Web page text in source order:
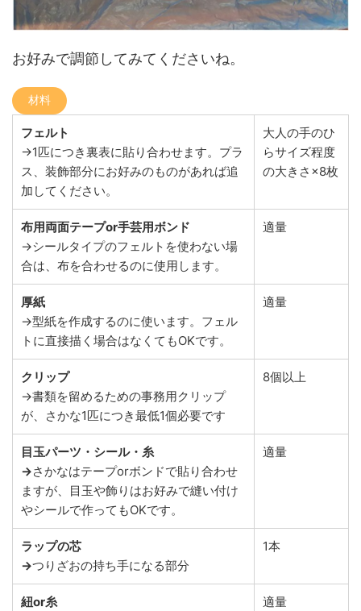
お好みで調節してみてくださいね。
材料
フェルト
→1匹につき裏表に貼り合わせます。プラ
ス、装飾部分にお好みのものがあれば追
加してください。
大人の手のひ
らサイズ程度
の大きさ×8枚
布用両面テープor手芸用ボンド
→シールタイプのフェルトを使わない場
合は、布を合わせるのに使用します。
適量
厚紙
→型紙を作成するのに使います。フェル
トに直接描く場合はなくてもOKです。
適量
クリップ
→書類を留めるための事務用クリップ
が、さかな1匹につき最低1個必要です
8個以上
目玉パーツ・シール・糸
→さかなはテープorボンドで貼り合わせ
ますが、目玉や飾りはお好みで縫い付け
やシールで作ってもOKです。
適量
ラップの芯
→つりざおの持ち手になる部分
1本
紐or糸 適量